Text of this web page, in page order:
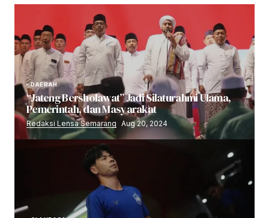
DAERAH
“Jateng Bersholawat” Jadi Silaturahmi Ulama,
Pemerintah, dan Masyarakat
Redaksi Lensa Semarang Aug 20, 2024